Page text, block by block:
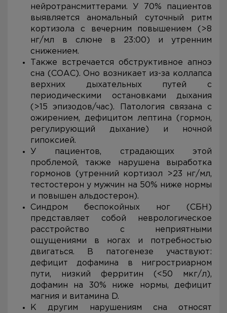
нейротрансмиттерами. У 70% пациентов
выявляется аномальный суточный ритм
кортизола с вечерним повышением (>8
нг/мл в слюне в 23:00) и утренним
снижением.
Также встречается обструктивное апноэ
сна (СОАС). Оно возникает из-за коллапса
верхних дыхательных путей с
периодическими остановками дыхания
(>15 эпизодов/час). Патология связана с
ожирением, дефицитом лептина (гормон,
регулирующий дыхание) и ночной
гипоксией.
У пациентов, страдающих этой
проблемой, также нарушена выработка
гормонов (утренний кортизол >23 нг/мл,
тестостерон у мужчин на 50% ниже нормы
и повышен альдостерон).
Синдром беспокойных ног (СБН)
представляет собой неврологическое
расстройство с неприятными
ощущениями в ногах и потребностью
двигаться. В патогенезе участвуют:
дефицит дофамина в нигростриарном
пути, низкий ферритин (<50 мкг/л),
дофамин на 30% ниже нормы, дефицит
магния и витамина D.
К другим нарушениям сна относят